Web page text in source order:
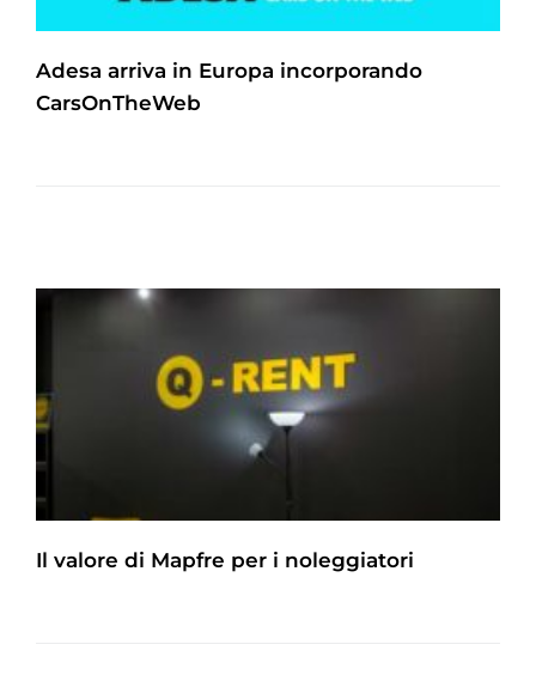
Adesa arriva in Europa incorporando
CarsOnTheWeb
Il valore di Mapfre per i noleggiatori